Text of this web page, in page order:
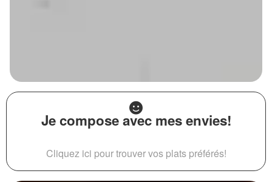
Je compose avec mes envies!
Cliquez ici pour trouver vos plats préférés!